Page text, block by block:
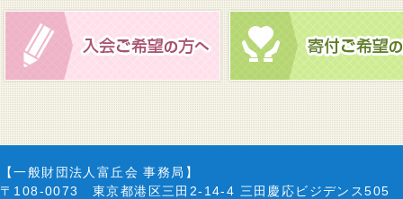
【一般財団法人富丘会 事務局】
〒108-0073 東京都港区三田2-14-4 三田慶応ビジデンス505